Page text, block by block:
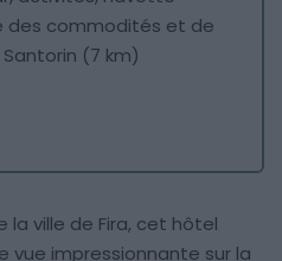
des commodités et de
(7 km)
la ville de Fira, cet hôtel
vue impressionnante sur la